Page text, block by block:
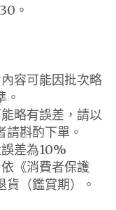
。
容可能因批次略
。
略有誤差，請以
斟酌下單。
差為10%
《消費者保護
（鑑賞期）。